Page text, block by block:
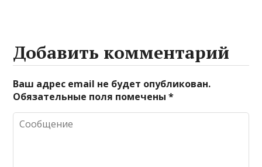
Добавить комментарий
Ваш адрес email не будет опубликован.
Обязательные поля помечены*